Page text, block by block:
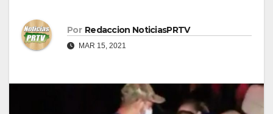
Por Redaccion NoticiasPRTV
MAR 15, 2021